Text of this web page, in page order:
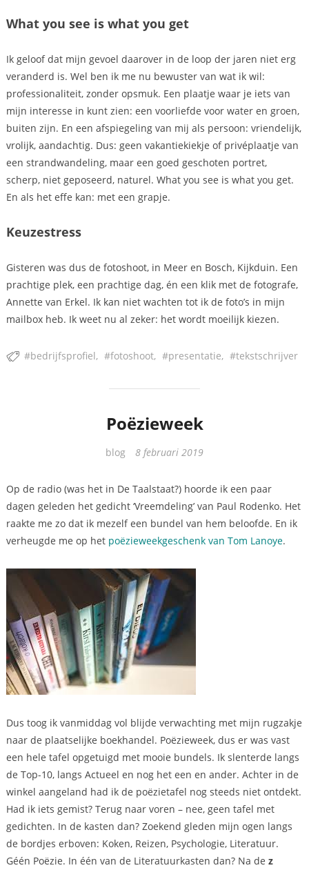
What you see is what you get
Ik geloof dat mijn gevoel daarover in de loop der jaren niet erg
veranderd is. Wel ben ik me nu bewuster van wat ik wil:
professionaliteit, zonder opsmuk. Een plaatje waar je iets van
mijn interesse in kunt zien: een voorliefde voor water en groen,
buiten zijn. En een afspiegeling van mij als persoon: vriendelijk,
vrolijk, aandachtig. Dus: geen vakantiekiekje of privéplaatje van
een strandwandeling, maar een goed geschoten portret,
scherp, niet geposeerd, naturel. What you see is what you get.
En als het effe kan: met een grapje.
Keuzestress
Gisteren was dus de fotoshoot, in Meer en Bosch, Kijkduin. Een
prachtige plek, een prachtige dag, én een klik met de fotografe,
Annette van Erkel. Ik kan niet wachten tot ik de foto’s in mijn
mailbox heb. Ik weet nu al zeker: het wordt moeilijk kiezen.
bedrijfsprofiel fotoshoot presentatie tekstschrijver
Poëzieweek
Categorieën
blog 8 februari 2019
Op de radio (was het in De Taalstaat?) hoorde ik een paar
dagen geleden het gedicht ‘Vreemdeling’ van Paul Rodenko. Het
raakte me zo dat ik mezelf een bundel van hem beloofde. En ik
verheugde me op het poëzieweekgeschenk van Tom Lanoye.
Dus toog ik vanmiddag vol blijde verwachting met mijn rugzakje
naar de plaatselijke boekhandel. Poëzieweek, dus er was vast
een hele tafel opgetuigd met mooie bundels. Ik slenterde langs
de Top-10, langs Actueel en nog het een en ander. Achter in de
winkel aangeland had ik de poëzietafel nog steeds niet ontdekt.
Had ik iets gemist? Terug naar voren – nee, geen tafel met
gedichten. In de kasten dan? Zoekend gleden mijn ogen langs
de bordjes erboven: Koken, Reizen, Psychologie, Literatuur.
Géén Poëzie. In één van de Literatuurkasten dan? Na de z